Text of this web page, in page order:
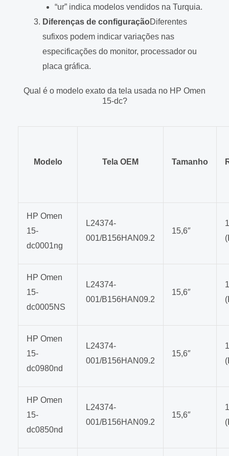
“ur” indica modelos vendidos na Turquia.
Diferenças de configuraçãoDiferentes
sufixos podem indicar variações nas
especificações do monitor, processador ou
placa gráfica.
Qual é o modelo exato da tela usada no HP Omen
15-dc?
Modelo Tela OEM Tamanho
HP Omen
15-
dc0001ng
L24374-
001/B156HAN09.2
15,6″
HP Omen
15-
dc0005NS
L24374-
001/B156HAN09.2
15,6″
HP Omen
15-
dc0980nd
L24374-
001/B156HAN09.2
15,6″
HP Omen
15-
dc0850nd
L24374-
001/B156HAN09.2
15,6″